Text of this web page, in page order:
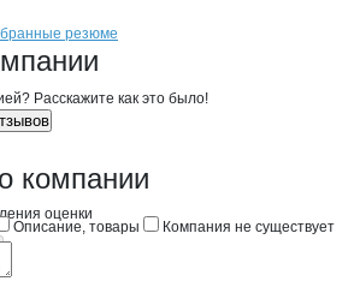
Дальрыбхолод
резюме
ООО
Расскажите как это было!
о компании
оценки
связи о неточностях
Описание, товары Компания не существует